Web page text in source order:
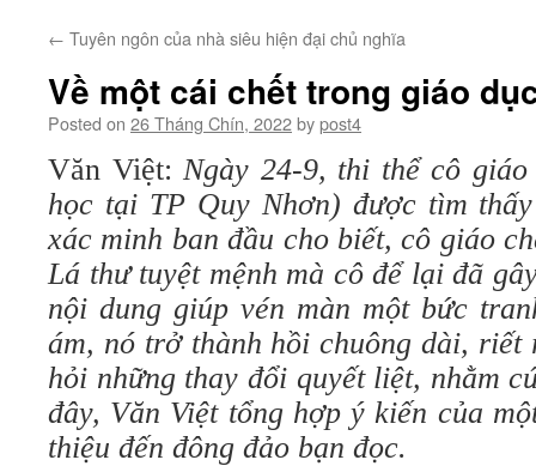
← Tuyên ngôn của nhà siêu hiện đại chủ nghĩa
Về một cái chết trong giáo
Posted on 26 Tháng Chín, 2022bypost4
Văn Việt:Ngày 24-9, thi thể cô
học tại TP Quy Nhơn) được tìm
xác minh ban đầu cho biết, cô giáo
Lá thư tuyệt mệnh mà cô để lại đã
nội dung giúp vén màn một bức
ám, nó trở thành hồi chuông dài, riết
hỏi những thay đổi quyết liệt, nhằm
đây, Văn Việt tổng hợp ý kiến của
thiệu đến đông đảo bạn đọc.